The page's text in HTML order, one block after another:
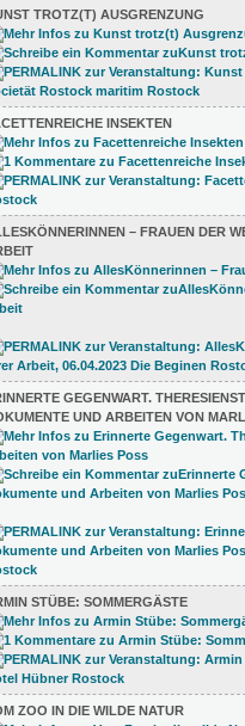
TROTZ(T) AUSGRENZUNG
INSEKTEN
– FRAUEN DER
GEGENWART.
UND ARBEITEN VON
STÜBE: SOMMERGÄSTE
ZOO IN DIE WILDE NATUR